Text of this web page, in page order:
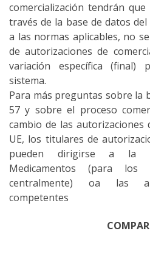
comercialización tendrán
través de la base de datos
a las normas aplicables, no
de autorizaciones de
variación específica (final)
sistema.
Para más preguntas sobre la
57 y sobre el proceso
cambio de las autorizaciones
UE, los titulares de
pueden dirigirse a la
Medicamentos (para los
centralmente) oa las
competentes